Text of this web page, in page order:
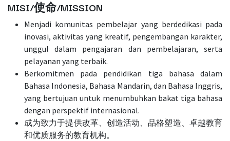
MISI/使命/MISSION
Menjadi komunitas pembelajar yang berdedikasi pada
inovasi, aktivitas yang kreatif, pengembangan karakter,
unggul dalam pengajaran dan pembelajaran, serta
pelayanan yang terbaik.
Berkomitmen pada pendidikan tiga bahasa dalam
Bahasa Indonesia, Bahasa Mandarin, dan Bahasa Inggris,
yang bertujuan untuk menumbuhkan bakat tiga bahasa
dengan perspektif internasional.
成为致力于提供改革、创造活动、品格塑造、卓越教育
和优质服务的教育机构。